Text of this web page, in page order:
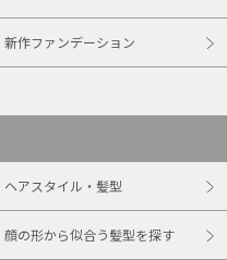
新作ファンデーション
ヘアスタイル・髪型
顔の形から似合う髪型を探す